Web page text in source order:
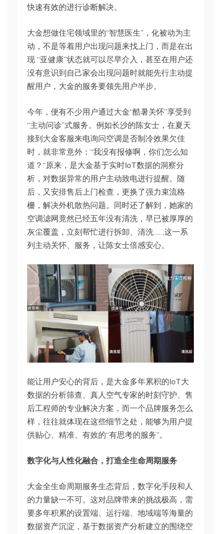
快速有效的进行诊断解决。
大金想做住宅领域里的“智慧医生”，化被动为主
动，不是等着用户出现问题来找上门，而是在出
现 “亚健康”状态就可以尽早介入，甚至在用户还
没有意识到自己家会出现问题时就能先行主动提
醒用户，大金的服务要领先用户半步。
今年，便有不少用户通过大金“酷暑关怀”享受到
“主动问诊”式服务。例如长沙的陈女士，在夏天
接到大金客服来电询问空调是否制冷效果欠佳
时，就非常意外：“我没有报修啊，你们怎么知
道？“原来，是大金基于实时IoT数据的洞察分
析，对数据异常的用户主动致电进行提醒。随
后，又安排售后上门检查，更换了强力束流格
栅，解决外机散热问题。同时还了解到，她家的
空调滤网竟然已经五年没有清洗，早已被厚厚的
灰尘覆盖，立刻帮忙进行拆卸、清洗……这一系
列主动关怀、服务，让陈女士倍感安心。
能让用户安心的背后，是大金多年累积的IoT大
数据的分析筛查、真人空气专家的时刻守护、售
后工程师的专业解决方案，而一个品牌服务怎么
样，往往就体现在这些细节之处，能够为用户提
供贴心、精准、有效的“有思考的服务”。
数字化与人性化融合，打造全生命周期服务
大金全生命周期服务生态背后，数字化手段和人
的力量缺一不可。这对品牌带来的挑战极高，需
要多年积累的设置端、运行端、地域端等海量的
数据资产沉淀，基于数据资产分析建立的围绕空